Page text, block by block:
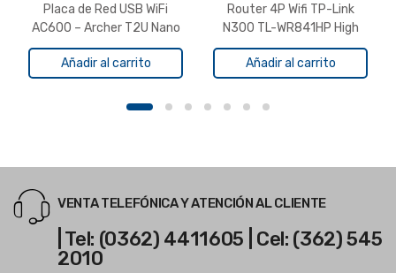
Placa de Red USB WiFi
AC600 – Archer T2U Nano
Tp-Link
Añadir al carrito
Router 4P Wifi TP-Link
N300 TL-WR841HP High
Power
Añadir al carrito
VENTA TELEFÓNICA Y ATENCIÓN AL CLIENTE
| Tel: (0362) 4411605 | Cel: (362) 545
2010